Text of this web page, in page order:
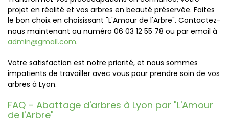
projet en réalité et vos arbres en beauté préservée. Faites
le bon choix en choisissant "L'Amour de l'Arbre". Contactez-
nous maintenant au numéro 06 03 12 55 78 ou par email à
admin@gmail.com.
Votre satisfaction est notre priorité, et nous sommes
impatients de travailler avec vous pour prendre soin de vos
arbres à Lyon.
FAQ - Abattage d'arbres à Lyon par "L'Amour
de l'Arbre"